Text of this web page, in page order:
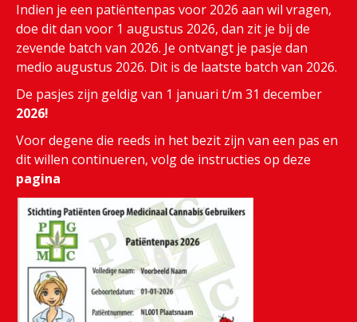
Indien je een patiëntenpas voor 2026 aan wil vragen,
doe dit dan voor 1 augustus 2026, dan zit je bij de
zevende batch van 2026. Je ontvangt je pasje dan
medio augustus 2026. Dit is de laatste batch van 2026.
De pasjes zijn geldig van 1 januari t/m 31 december
2026!
Voor degene die reeds in het bezit zijn van een pas en
dit willen continueren, volg de instructies op deze
pagina